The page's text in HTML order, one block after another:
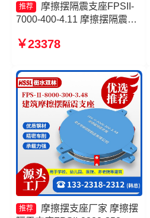
推荐
摩擦摆隔震支座FPSII-
7000-400-4.11 摩擦摆隔震支
工厂 摩擦式隔震支座 摩擦摆
3.48生产厂家
￥23378
推荐
摩擦摆支座厂家 摩擦摆